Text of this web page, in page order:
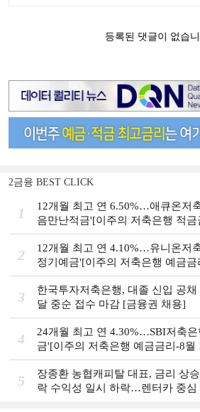
2금융 BEST CLICK
1
12개월 최고 연 6.50%…애큐온저
음만난적금'[이주의 저축은행 적금
2주]
2
12개월 최고 연 4.10%…유니온저
정기예금'[이주의 저축은행 예금금
주]
3
한국투자저축은행, 대졸 신입 공
달 중순 접수 마감 [금융권 채용]
4
24개월 최고 연 4.30%…SBI저축은
금'[이주의 저축은행 예금금리-8월
5
장종환 농협캐피탈 대표, 금리 상
락 수익성 일시 하락…렌터카 중심